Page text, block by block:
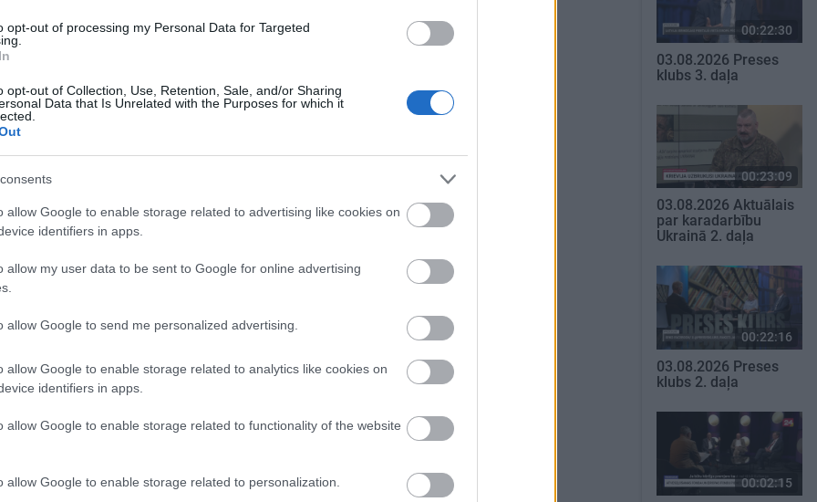
opt-out of processing my Personal Data for Targeted
opt-out of Collection, Use, Retention, Sale, and/or Sharing
Data that Is Unrelated with the Purposes for which it
allow Google to enable storage related to advertising like cookies on
identifiers in apps.
allow my user data to be sent to Google for online advertising
allow Google to send me personalized advertising.
allow Google to enable storage related to analytics like cookies on
identifiers in apps.
allow Google to enable storage related to functionality of the website
allow Google to enable storage related to personalization.
00:22:30
03.08.2026 Preses
klubs 3. daļa
00:23:09
03.08.2026 Aktuālais
par karadarbību
Ukrainā 2. daļa
00:22:16
03.08.2026 Preses
klubs 2. daļa
00:02:15